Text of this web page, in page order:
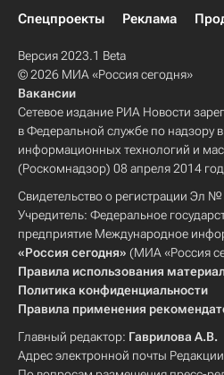
Спецпроекты
Реклама
Версия 2023.1 Beta
© 2026 МИА «Россия сегодня»
Вакансии
Сетевое издание РИА Новости
в Федеральной службе по надзору
информационных технологий и
(Роскомнадзор) 08 апреля 2014
Свидетельство о регистрации Эл
Учредитель: Федеральное
предприятие Международное
«Россия сегодня» (МИА «Россия
Правила использования
Политика конфиденциальности
Правила применения
Главный редактор: Гаврилова А.В.
Адрес электронной почты